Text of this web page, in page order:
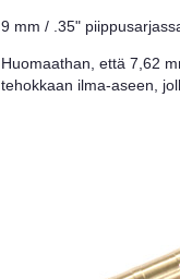
9 mm / .35"
Huomaathan, että 7,62
tehokkaan ilma-aseen,